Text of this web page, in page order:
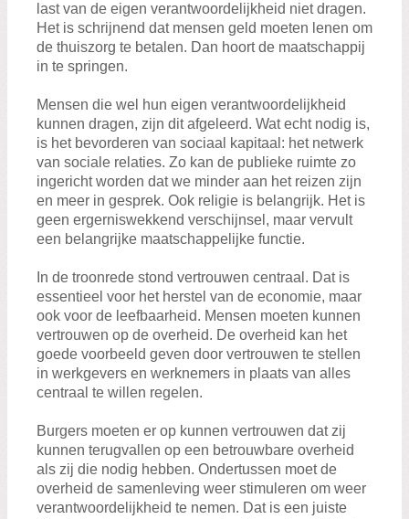
last van de eigen verantwoordelijkheid niet dragen.
Het is schrijnend dat mensen geld moeten lenen om
de thuiszorg te betalen. Dan hoort de maatschappij
in te springen.
Mensen die wel hun eigen verantwoordelijkheid
kunnen dragen, zijn dit afgeleerd. Wat echt nodig is,
is het bevorderen van sociaal kapitaal: het netwerk
van sociale relaties. Zo kan de publieke ruimte zo
ingericht worden dat we minder aan het reizen zijn
en meer in gesprek. Ook religie is belangrijk. Het is
geen ergerniswekkend verschijnsel, maar vervult
een belangrijke maatschappelijke functie.
In de troonrede stond vertrouwen centraal. Dat is
essentieel voor het herstel van de economie, maar
ook voor de leefbaarheid. Mensen moeten kunnen
vertrouwen op de overheid. De overheid kan het
goede voorbeeld geven door vertrouwen te stellen
in werkgevers en werknemers in plaats van alles
centraal te willen regelen.
Burgers moeten er op kunnen vertrouwen dat zij
kunnen terugvallen op een betrouwbare overheid
als zij die nodig hebben. Ondertussen moet de
overheid de samenleving weer stimuleren om weer
verantwoordelijkheid te nemen. Dat is een juiste